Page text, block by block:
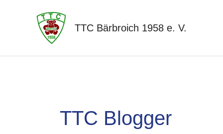
TTC Bärbroich 1958 e. V.
TTC Blogger